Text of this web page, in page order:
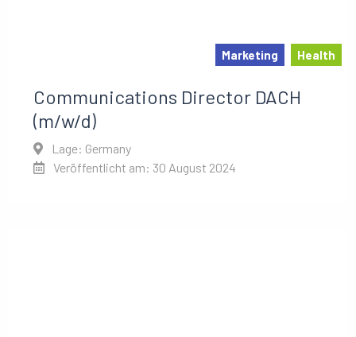
Marketing Health
Communications Director DACH
(m/w/d)
Lage: Germany
Veröffentlicht am: 30 August 2024